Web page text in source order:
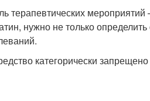
терапевтических
нужно не только
категорически запрещено